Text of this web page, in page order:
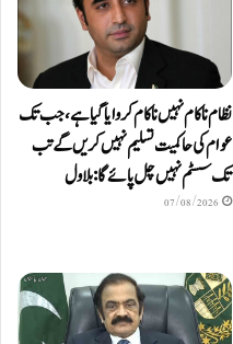
نظام ناکام نہیں ناکام کروایاگیا ہے، جب تک
عوام کی حاکمیت تسلیم نہیں کریں گے تب
تک سسٹم نہیں چل پائےگا: بلاول
07/08/2026